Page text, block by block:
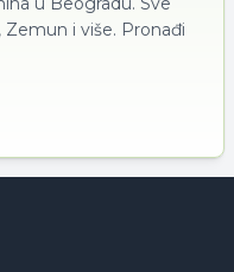
i više. Pronađi